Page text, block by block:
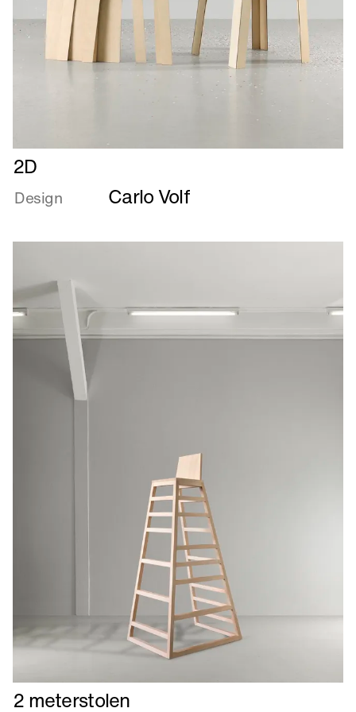
Læs
mere
om
2D
Design Carlo Volf
Læs
2 meterstolen